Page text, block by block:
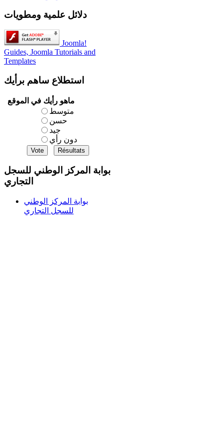
دلائل علمية ومطويات
Joomla!
Guides, Joomla Tutorials and
Templates
استطلاع ساهم برأيك
ماهو رأيك في الموقع
متوسط
حسن
جيد
دون رأي
بوابة المركز الوطني للسجل
التجاري
بوابة المركز الوطني
للسجل التجاري